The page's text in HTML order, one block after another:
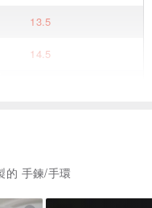
13.5
14.5
的 手鍊/手環